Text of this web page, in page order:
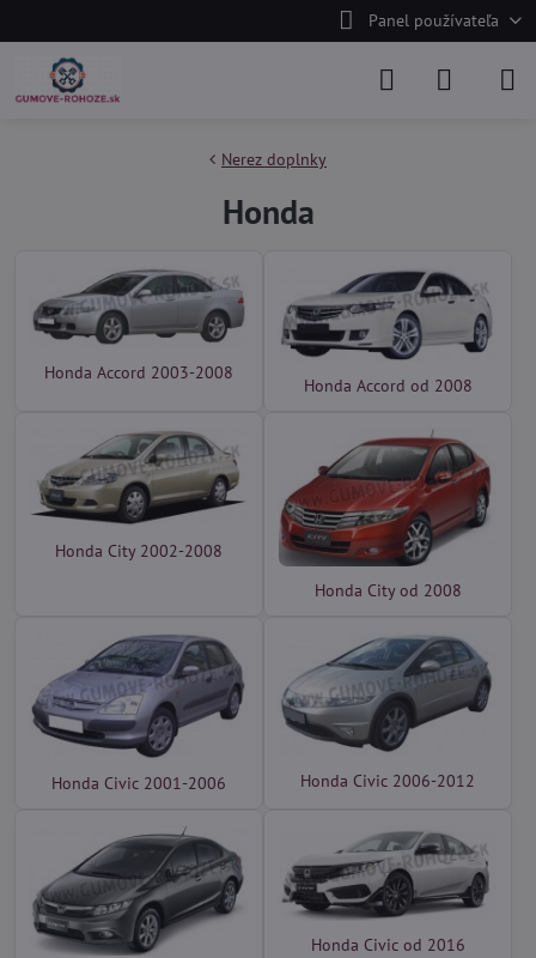
Panel používateľa
Nerez doplnky
Honda
Honda Accord 2003-2008
Honda Accord od 2008
Honda City 2002-2008
Honda City od 2008
Honda Civic 2001-2006 Honda Civic 2006-2012
Honda Civic od 2016